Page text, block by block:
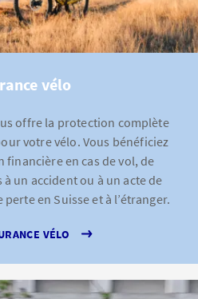
vélo
offre la protection complète
votre vélo. Vous bénéficiez
financière en cas de vol, de
un accident ou à un acte de
en Suisse et à l’étranger.
VÉLO